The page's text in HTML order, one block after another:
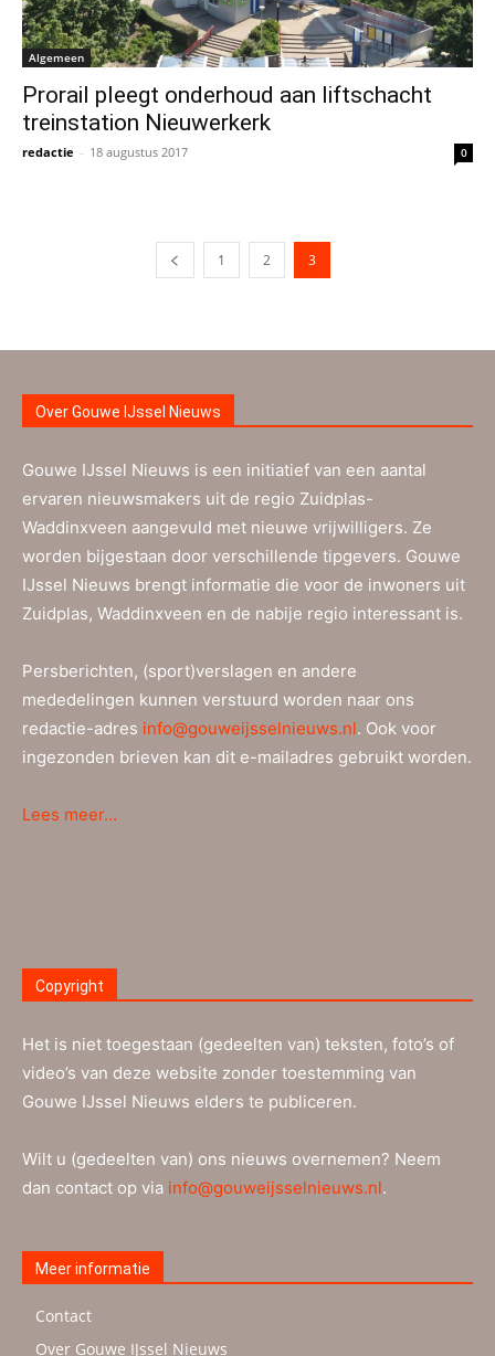
Algemeen
Prorail pleegt onderhoud aan liftschacht
treinstation Nieuwerkerk
redactie - 18 augustus 2017 0
1 2 3
Over Gouwe IJssel Nieuws
Gouwe IJssel Nieuws is een initiatief van een aantal
ervaren nieuwsmakers uit de regio Zuidplas-
Waddinxveen aangevuld met nieuwe vrijwilligers. Ze
worden bijgestaan door verschillende tipgevers. Gouwe
IJssel Nieuws brengt informatie die voor de inwoners uit
Zuidplas, Waddinxveen en de nabije regio interessant is.
Persberichten, (sport)verslagen en andere
mededelingen kunnen verstuurd worden naar ons
redactie-adres info@gouweijsselnieuws.nl. Ook voor
ingezonden brieven kan dit e-mailadres gebruikt worden.
Lees meer…
Copyright
Het is niet toegestaan (gedeelten van) teksten, foto’s of
video’s van deze website zonder toestemming van
Gouwe IJssel Nieuws elders te publiceren.
Wilt u (gedeelten van) ons nieuws overnemen? Neem
dan contact op via info@gouweijsselnieuws.nl.
Meer informatie
Contact
Over Gouwe IJssel Nieuws